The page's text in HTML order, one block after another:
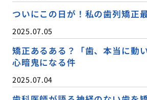
ついにこの日が！私の歯列矯正
2025.07.05
矯正あるある？「歯、本当に動
心暗鬼になる件
2025.07.04